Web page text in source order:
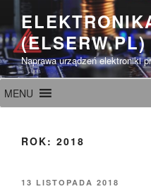
treści(ELSERW.PL)
Naprawa urządzeń elektroniki
MENU
ROK: 2018
OPUBLIKOWANE
13 LISTOPADA 2018